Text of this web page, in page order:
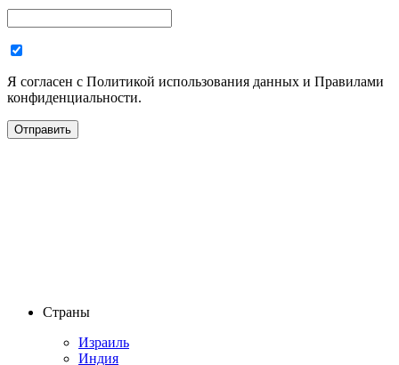
Я согласен с Политикой использования данных и Правилами
конфиденциальности.
Страны
Израиль
Индия